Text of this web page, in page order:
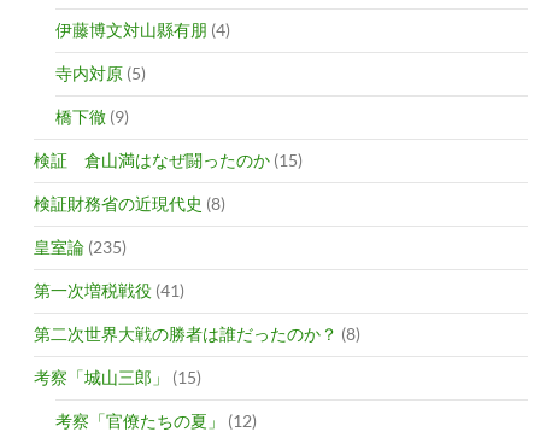
伊藤博文対山縣有朋 (4)
寺内対原 (5)
橋下徹 (9)
検証 倉山満はなぜ闘ったのか (15)
検証財務省の近現代史 (8)
皇室論 (235)
第一次増税戦役 (41)
第二次世界大戦の勝者は誰だったのか？ (8)
考察「城山三郎」 (15)
考察「官僚たちの夏」 (12)